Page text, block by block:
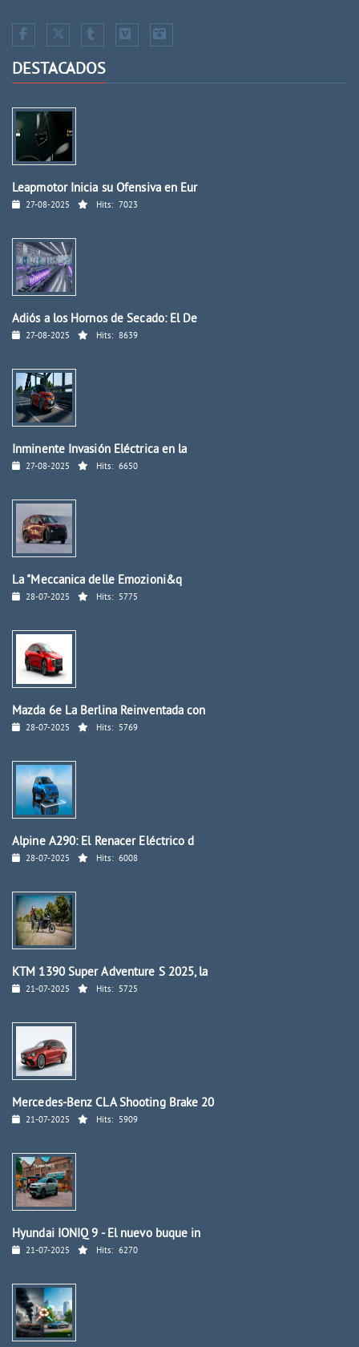
DESTACADOS
Leapmotor Inicia su Ofensiva en Eur
27-08-2025 Hits: 7023
Adiós a los Hornos de Secado: El De
27-08-2025 Hits: 8639
Inminente Invasión Eléctrica en la
27-08-2025 Hits: 6650
La "Meccanica delle Emozioni&q
28-07-2025 Hits: 5775
Mazda 6e La Berlina Reinventada con
28-07-2025 Hits: 5769
Alpine A290: El Renacer Eléctrico d
28-07-2025 Hits: 6008
KTM 1390 Super Adventure S 2025, la
21-07-2025 Hits: 5725
Mercedes-Benz CLA Shooting Brake 20
21-07-2025 Hits: 5909
Hyundai IONIQ 9 - El nuevo buque in
21-07-2025 Hits: 6270